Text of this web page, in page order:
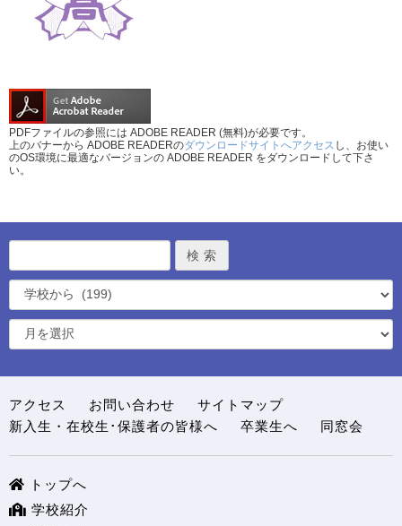
PDFファイルの参照には ADOBE READER (無料)が必要です。
上のバナーから ADOBE READERのダウンロードサイトへアクセス し、お使い
のOS環境に最適なバージョンの ADOBE READER をダウンロードして下さ
い。
アクセス お問い合わせ
サイトマップ
新入生・在校生･保護者の皆様へ
卒業生へ 同窓会
トップへ
学校紹介